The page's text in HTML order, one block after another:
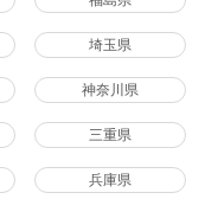
埼玉県
神奈川県
三重県
兵庫県